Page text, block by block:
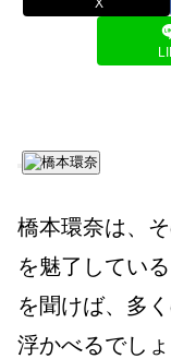
X
橋本環奈は、
を魅了してい
を聞けば、多
浮かべるでし